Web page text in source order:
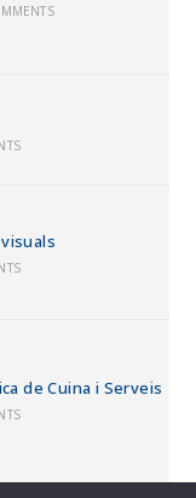
de Cuina i Serveis